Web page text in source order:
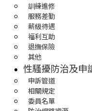
訓練進修
服務差勤
薪級待遇
福利互助
退撫保險
其他
性騷擾防治及申
申訴管道
相關規定
委員名單